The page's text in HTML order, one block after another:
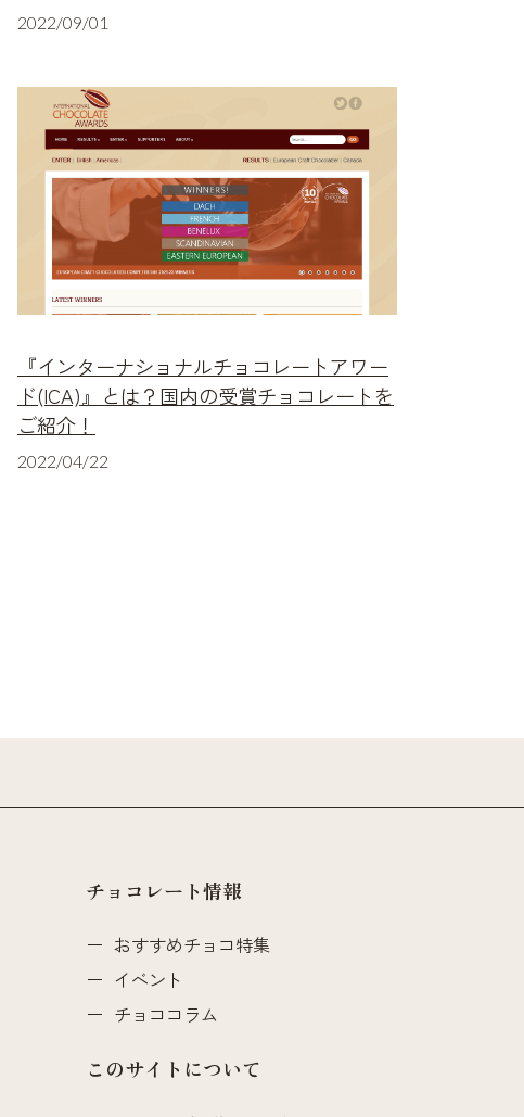
2022/09/01
『インターナショナルチョコレートアワー
ド(ICA)』とは？国内の受賞チョコレートを
ご紹介！
2022/04/22
チョコレート情報
おすすめチョコ特集
イベント
チョココラム
このサイトについて